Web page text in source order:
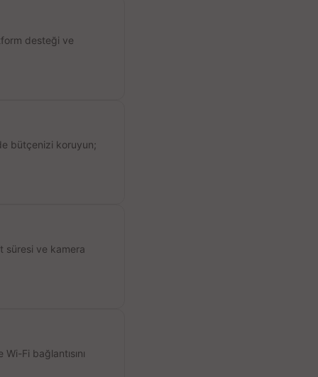
desteği ve
bütçenizi koruyun;
süresi ve kamera
Fi bağlantısını